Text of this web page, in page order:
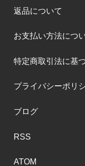
返品について
お支払い方法につ
特定商取引法に基
プライバシーポリ
ブログ
RSS
ATOM